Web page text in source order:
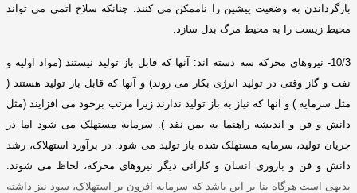
بازگرداندن به وضعیت پیشین را ناممکن می کنند
چنانکه سلاح اتمی می تواند
محیط زیست را به محیط مرگ بدل سازد
10/3- نیروهای محرکه سه دسته اند : آنها که قابل باز تولید نیستند (مواد اولیه و
نفت و گاز وقتی در تولید انرژی بکار می روند) و آنها که قابل باز تولید هستند (
مثل سرمایه)و آنها که نیاز به باز تولید ندارند زیرا مرتب برخود می افزایند (مثل
دانش و فن و اندیشه راهنما به یمن نقد). سرمایه مستهلک می شود اما در
جریان تولید، سرمایه مستهلک شده باز تولید می شود
در برآورد استهلاک، رشد
دانش و فن و باروری انسان و کارآئی دیگر نیروهای محرکه، لحاظ می شوند
بدیهی است هرگاه بنا بر این باشد که سرمایه افزون بر استهلاک، سود نیز داشته